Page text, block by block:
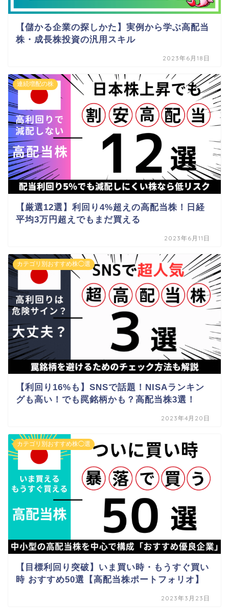
【儲かる企業の探しかた】実例から学ぶ高配当
株・成長株投資の汎用スキル
2023年6月18日
連続増配の株
【厳選12選】利回り4%超えの高配当株！日経
平均3万円超えでもまだ買える
2023年6月11日
カテゴリ別おすすめ株◯選
【利回り16%も】SNSで話題！NISAランキン
グも高い！でも罠銘柄かも？高配当株3選！
2023年4月20日
カテゴリ別おすすめ株◯選
【目標利回り突破】いま買い時・もうすぐ買い
時 おすすめ50選【高配当株ポートフォリオ】
2023年3月23日